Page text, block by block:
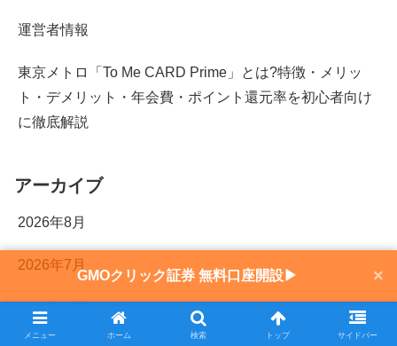
運営者情報
東京メトロ「To Me CARD Prime」とは?特徴・メリッ
ト・デメリット・年会費・ポイント還元率を初心者向け
に徹底解説
アーカイブ
2026年8月
2026年7月
メニュー ホーム 検索 トップ サイドバー
GMOクリック証券 無料口座開設▶ ×